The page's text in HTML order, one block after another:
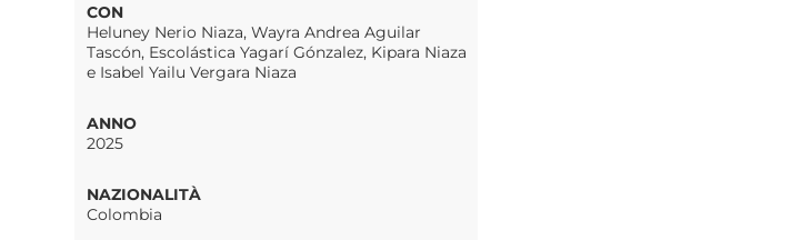
CON
Heluney Nerio Niaza, Wayra Andrea Aguilar
Tascón, Escolástica Yagarí Gónzalez, Kipara Niaza
e Isabel Yailu Vergara Niaza
ANNO
2025
NAZIONALITÀ
Colombia